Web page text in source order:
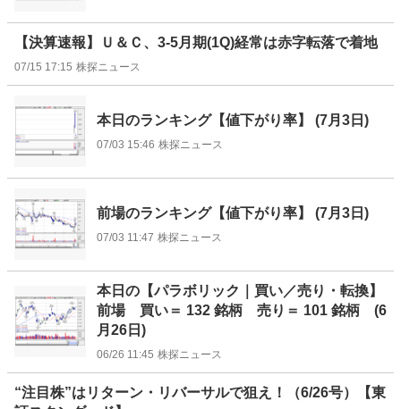
【決算速報】Ｕ＆Ｃ、3-5月期(1Q)経常は赤字転落で着地
07/15 17:15 株探ニュース
本日のランキング【値下がり率】 (7月3日)
07/03 15:46 株探ニュース
前場のランキング【値下がり率】 (7月3日)
07/03 11:47 株探ニュース
本日の【パラボリック｜買い／売り・転換】
前場 買い＝ 132 銘柄 売り＝ 101 銘柄 (6
月26日)
06/26 11:45 株探ニュース
“注目株”はリターン・リバーサルで狙え！（6/26号）【東